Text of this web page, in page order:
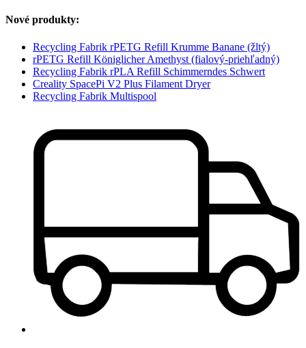
Nové produkty:
Recycling Fabrik rPETG Refill Krumme Banane (žltý)
rPETG Refill Königlicher Amethyst (fialový-priehľadný)
Recycling Fabrik rPLA Refill Schimmerndes Schwert
Creality SpacePi V2 Plus Filament Dryer
Recycling Fabrik Multispool